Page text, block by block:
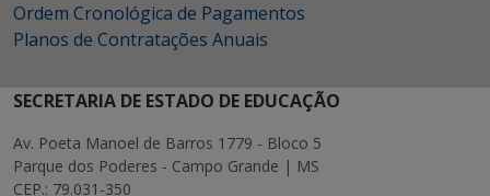
Ordem Cronológica de Pagamentos
Planos de Contratações Anuais
SECRETARIA DE ESTADO DE EDUCAÇÃO
Av. Poeta Manoel de Barros 1779 - Bloco 5
Parque dos Poderes - Campo Grande | MS
CEP.: 79.031-350